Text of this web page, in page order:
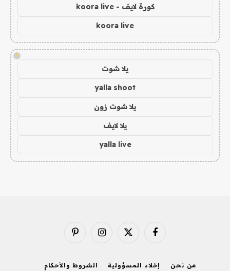
كورة لايف - koora live
koora live
!
يلا شوت
yalla shoot
يلا شوت زون
يلا لايف
yalla live
فيسبوك X
الانستغرامبينتيريست
من نحن إخلاء المسؤولية الشروط والأحكام